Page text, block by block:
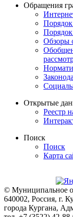
Обращения
Обзоры
Открытые
Реестр
Поиск
Поиск
Карта
© Муниципальное
640002, Россия, г.
города Кургана,